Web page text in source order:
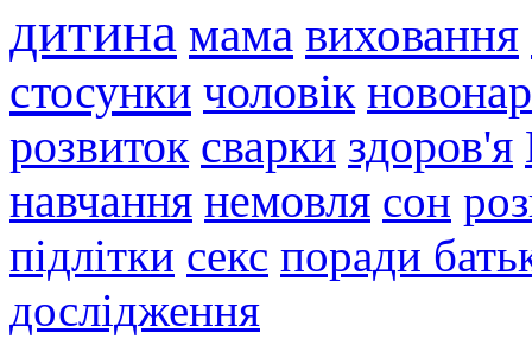
дитина мама виховання
стосунки чоловік
розвиток сварки здоров'я
навчання немовля сон
підлітки секс поради
дослідження